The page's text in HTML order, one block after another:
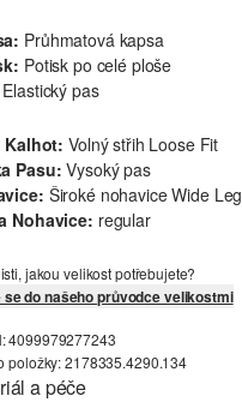
Průhmatová kapsa
Potisk po celé ploše
Elastický pas
Kalhot: Volný střih Loose Fit
Pasu: Vysoký pas
Široké nohavice Wide Leg
Nohavice: regular
jakou velikost potřebujete?
se do našeho průvodce velikostmi
4099979277243
položky: 2178335.4290.134
a péče